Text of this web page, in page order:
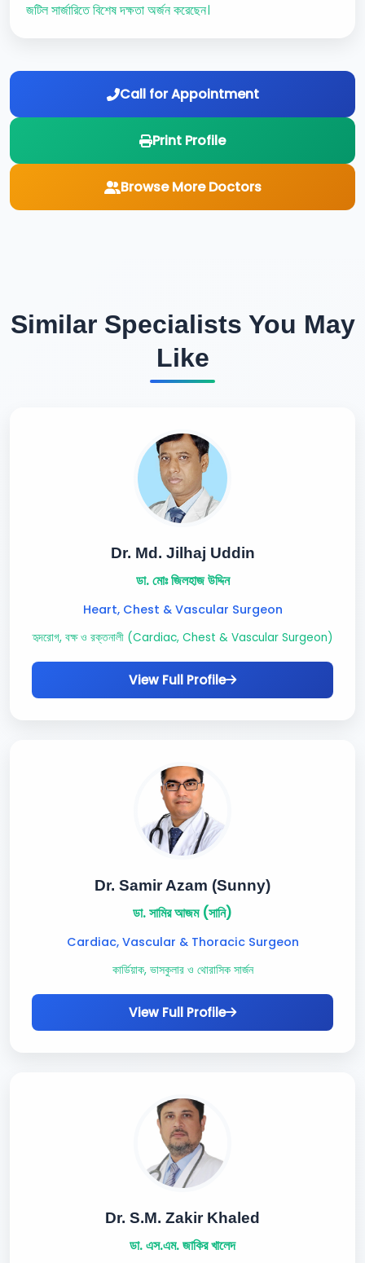
জটিল সার্জারিতে বিশেষ দক্ষতা অর্জন করেছেন।
Call for Appointment
Print Profile
Browse More Doctors
Similar Specialists You May
Like
Dr. Md. Jilhaj Uddin
ডা. মোঃ জিলহাজ উদ্দিন
Heart, Chest & Vascular Surgeon
হৃদরোগ, বক্ষ ও রক্তনালী (Cardiac, Chest & Vascular Surgeon)
View Full Profile
Dr. Samir Azam (Sunny)
ডা. সামির আজম (সানি)
Cardiac, Vascular & Thoracic Surgeon
কার্ডিয়াক, ভাসকুলার ও থোরাসিক সার্জন
View Full Profile
Dr. S.M. Zakir Khaled
ডা. এস.এম. জাকির খালেদ